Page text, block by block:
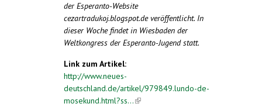
derEsperanto-Website
cezartradukoj.blogspot.de veröffentlicht. In
dieser Woche findet in Wiesbaden der
Weltkongress derEsperanto-Jugend statt.
Link zum Artikel:
http://www.neues-
deutschland.de/artikel/979849.lundo-de-
mosekund.html?ss...(link is external)